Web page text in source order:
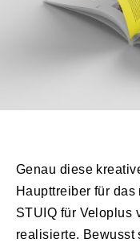
Genau diese
Haupttreiber für
STUIQ für Veloplus
realisierte. Bewusst